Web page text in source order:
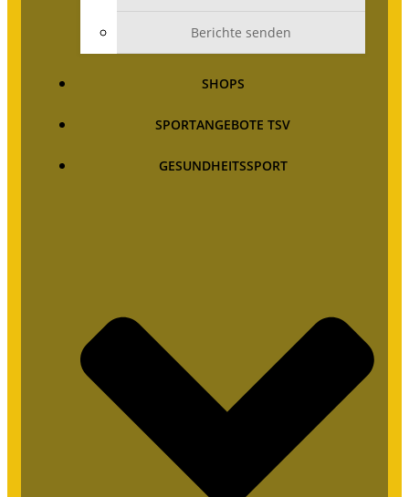
Berichte senden
SHOPS
SPORTANGEBOTE TSV
GESUNDHEITSSPORT